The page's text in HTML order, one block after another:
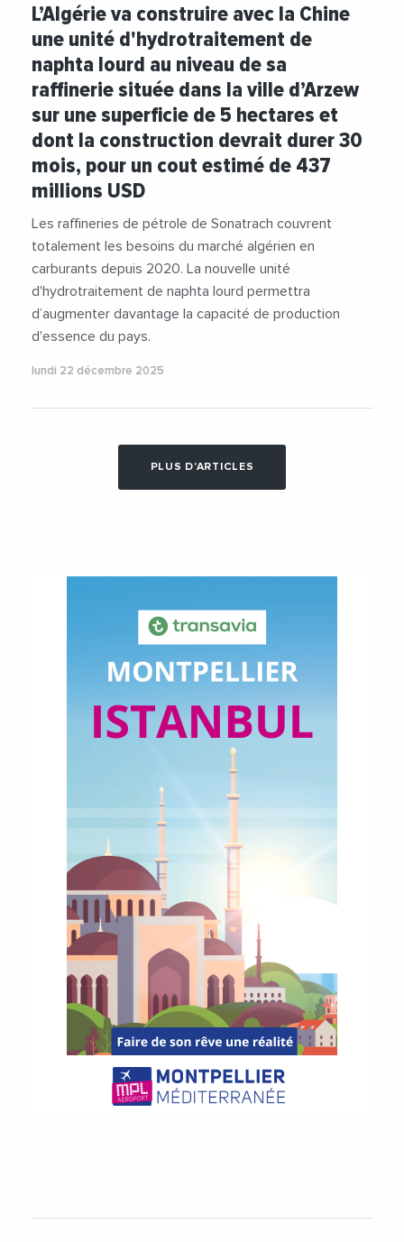
L’Algérie va construire avec la Chine
une unité d'hydrotraitement de
naphta lourd au niveau de sa
raffinerie située dans la ville d’Arzew
sur une superficie de 5 hectares et
dont la construction devrait durer 30
mois, pour un cout estimé de 437
millions USD
Les raffineries de pétrole de Sonatrach couvrent
totalement les besoins du marché algérien en
carburants depuis 2020. La nouvelle unité
d'hydrotraitement de naphta lourd permettra
d’augmenter davantage la capacité de production
d'essence du pays.
lundi 22 décembre 2025
PLUS D'ARTICLES